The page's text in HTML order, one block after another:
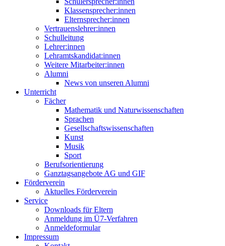
Klassensprecher:innen
Elternsprecher:innen
Vertrauenslehrer:innen
Schulleitung
Lehrer:innen
Lehramtskandidat:innen
Weitere Mitarbeiter:innen
Alumni
News von unseren Alumni
Unterricht
Fächer
Mathematik und Naturwissenschaften
Sprachen
Gesellschaftswissenschaften
Kunst
Musik
Sport
Berufsorientierung
Ganztagsangebote AG und GIF
Förderverein
Aktuelles Förderverein
Service
Downloads für Eltern
Anmeldung im Ü7-Verfahren
Anmeldeformular
Impressum